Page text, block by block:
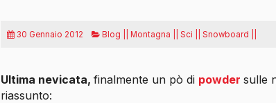
30 Gennaio 2012 Blog || Montagna || Sci || Snowboard ||
Ultima nevicata, finalmente un pò di powder sulle
riassunto: